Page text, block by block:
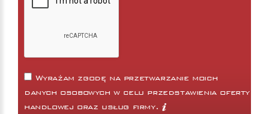
Wyrażam zgodę na przetwarzanie moich
danych osobowych w celu przedstawienia oferty
handlowej oraz usług firmy.